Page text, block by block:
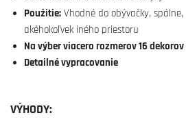
Použitie: Vhodné do obývačky,
akéhokoľvek iného priestoru
Na výber viacero rozmerov 16 dekorov
Detailné
VÝHODY: